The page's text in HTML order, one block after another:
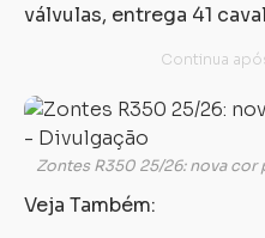
válvulas, entrega 41
Zontes R350 25/26: nova
Veja Também: